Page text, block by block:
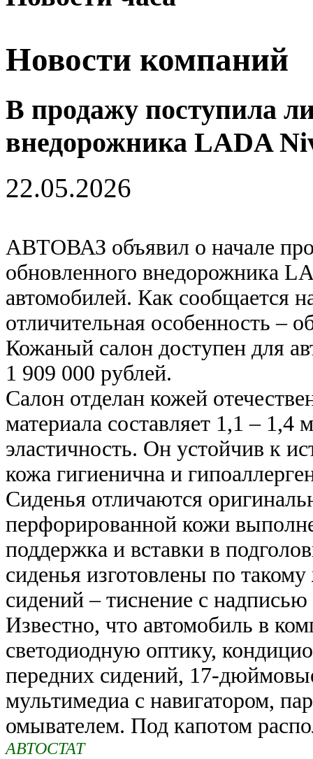
Новости компаний
В продажу поступила
внедорожника LADA
22.05.2026
АВТОВАЗ объявил о начале
обновленного внедорожника
автомобилей. Как сообщается
отличительная особенность –
Кожаный салон доступен для
1 909 000 рублей.
Салон отделан кожей
материала составляет 1,1 –
эластичность. Он устойчив к
кожа гигиенична и
Сиденья отличаются
перфорированной кожи
поддержка и вставки в
сиденья изготовлены по
сидений – тиснение с
Известно, что автомобиль в
светодиодную оптику,
передних сидений, 17-
мультимедиа с навигатором,
омывателем. Под капотом
АВТОСТАТ